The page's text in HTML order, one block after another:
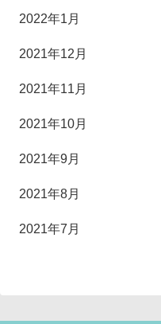
2022年1月
2021年12月
2021年11月
2021年10月
2021年9月
2021年8月
2021年7月